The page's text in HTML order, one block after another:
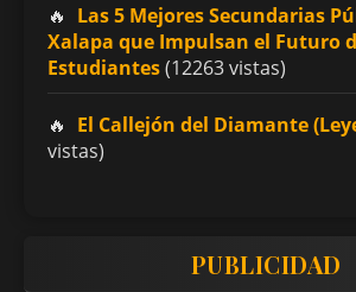
Las 5 Mejores Secundarias
Xalapa que Impulsan el Futuro
Estudiantes(12263 vistas)
El Callejón del Diamante
vistas)
PUBLICIDAD